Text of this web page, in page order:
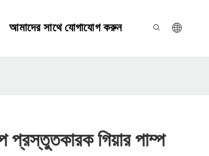
আমাদের সাথে যোগাযোগ করুন
প্রস্তুতকারক গিয়ার পাম্প